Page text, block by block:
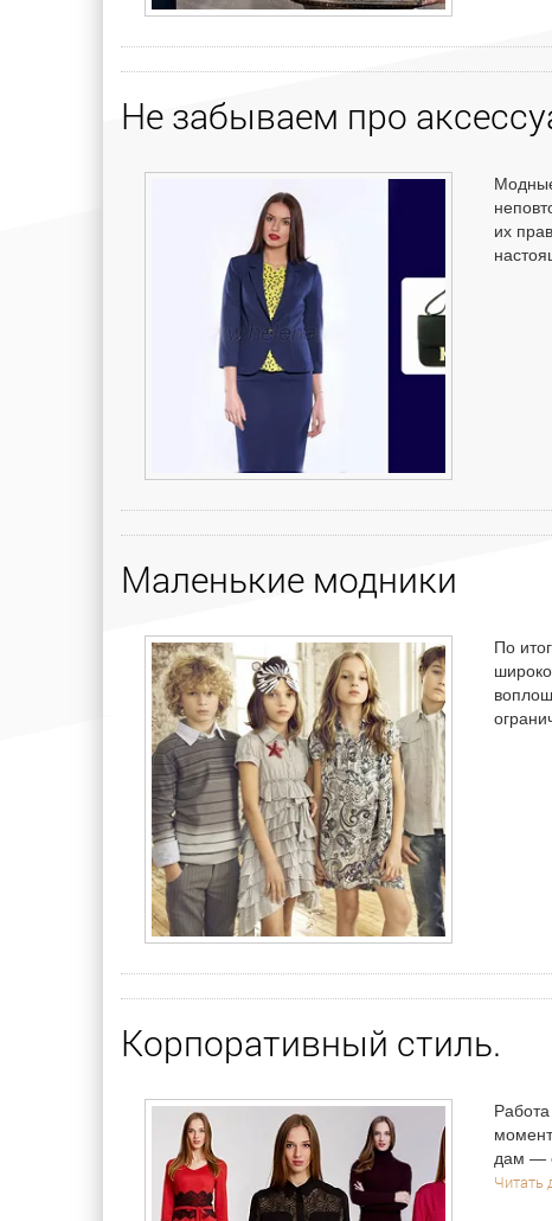
Не забываем про
их
Маленькие модники
По
Корпоративный стиль.
дам —
Читать